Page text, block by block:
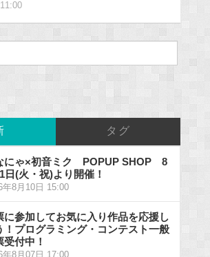
タグ
にゃ×初音ミク POPUP SHOP 8
日(火・祝)より開催！
年8月10日 15:00
に参加してお気に入り作品を応援し
！プログラミング・コンテスト一般
受付中！
年8月07日 17:00